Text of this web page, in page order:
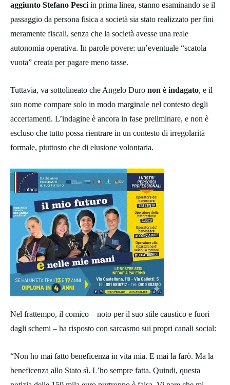
aggiunto Stefano Pesci in prima linea, stanno esaminando se il
passaggio da persona fisica a società sia stato realizzato per fini
meramente fiscali, senza che la società avesse una reale
autonomia operativa. In parole povere: un’eventuale “scatola
vuota” creata per pagare meno tasse.
Tuttavia, va sottolineato che Angelo Duro non è indagato, e il
suo nome compare solo in modo marginale nel contesto degli
accertamenti. L’indagine è ancora in fase preliminare, e non è
escluso che tutto possa rientrare in un contesto di irregolarità
formale, piuttosto che di elusione volontaria.
Nel frattempo, il comico – noto per il suo stile caustico e fuori
dagli schemi – ha risposto con sarcasmo sui propri canali social:
“Non ho mai fatto beneficenza in vita mia. E mai la farò. Ma la
beneficenza allo Stato sì. L’ho sempre fatta. Quindi, questa